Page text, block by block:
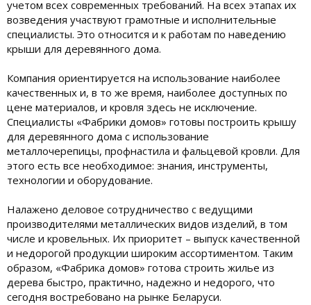
учетом всех современных требований. На всех этапах их
возведения участвуют грамотные и исполнительные
специалисты. Это относится и к работам по наведению
крыши для деревянного дома.
Компания ориентируется на использование наиболее
качественных и, в то же время, наиболее доступных по
цене материалов, и кровля здесь не исключение.
Специалисты «Фабрики домов» готовы построить крышу
для деревянного дома с использование
металлочерепицы, профнастила и фальцевой кровли. Для
этого есть все необходимое: знания, инструменты,
технологии и оборудование.
Налажено деловое сотрудничество с ведущими
производителями металлических видов изделий, в том
числе и кровельных. Их приоритет – выпуск качественной
и недорогой продукции широким ассортиментом. Таким
образом, «Фабрика домов» готова строить жилье из
дерева быстро, практично, надежно и недорого, что
сегодня востребовано на рынке Беларуси.